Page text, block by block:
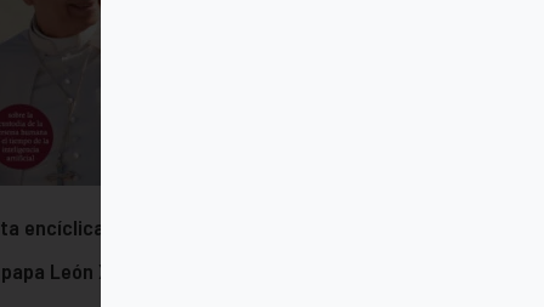
encíclica "Magnifica humanitas"
León XIV